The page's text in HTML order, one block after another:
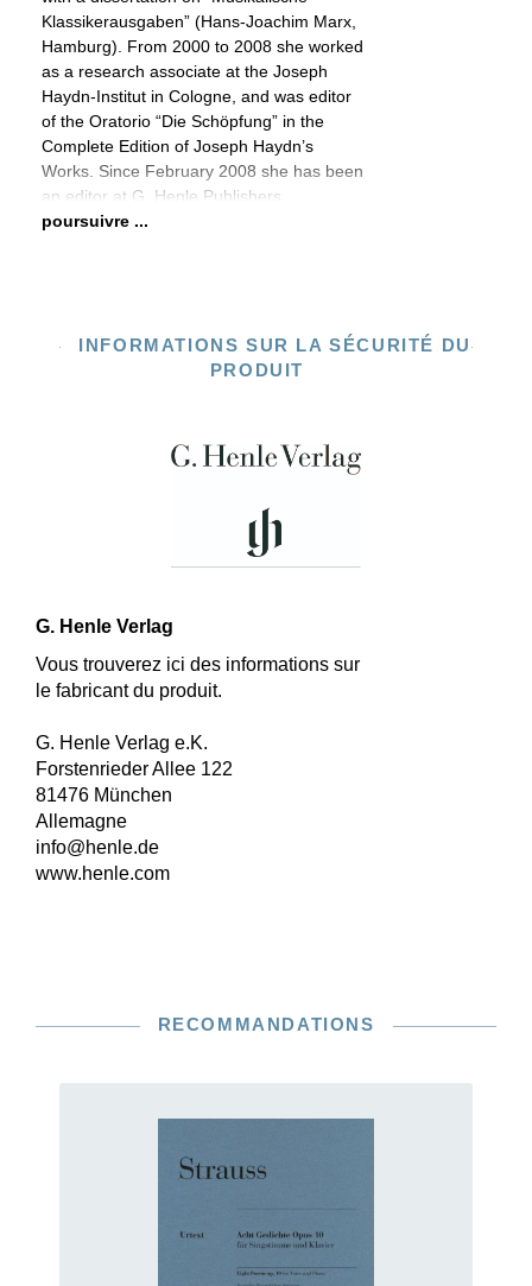
Klassikerausgaben” (Hans-Joachim Marx,
Hamburg). From 2000 to 2008 she worked
as a research associate at the Joseph
Haydn-Institut in Cologne, and was editor
of the Oratorio “Die Schöpfung” in the
Complete Edition of Joseph Haydn’s
Works. Since February 2008 she has been
an editor at G. Henle Publishers
poursuivre ...
INFORMATIONS SUR LA SÉCURITÉ DU
PRODUIT
G. Henle Verlag
Vous trouverez ici des informations sur
le fabricant du produit.
G. Henle Verlag e.K.
Forstenrieder Allee 122
81476 München
Allemagne
info@henle.de
www.henle.com
RECOMMANDATIONS